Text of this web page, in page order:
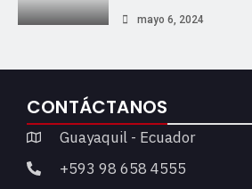
mayo 6, 2024
CONTÁCTANOS
Guayaquil - Ecuador
+593 98 658 4555